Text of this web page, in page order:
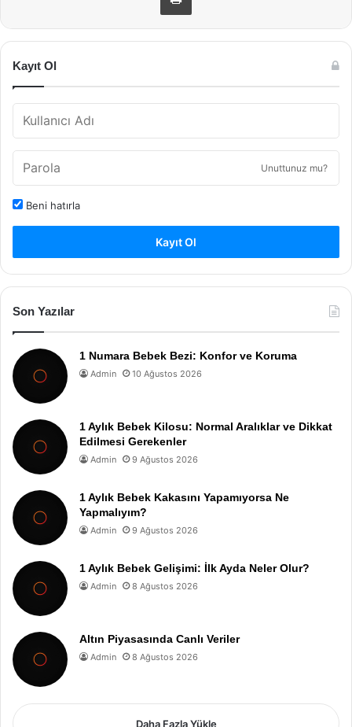
Kayıt Ol
Unuttunuz mu?
Beni hatırla
Kayıt Ol
Son Yazılar
1 Numara Bebek Bezi: Konfor ve Koruma
Admin 10 Ağustos 2026
1 Aylık Bebek Kilosu: Normal Aralıklar ve Dikkat
Edilmesi Gerekenler
Admin 9 Ağustos 2026
1 Aylık Bebek Kakasını Yapamıyorsa Ne
Yapmalıyım?
Admin 9 Ağustos 2026
1 Aylık Bebek Gelişimi: İlk Ayda Neler Olur?
Admin 8 Ağustos 2026
Altın Piyasasında Canlı Veriler
Admin 8 Ağustos 2026
Daha Fazla Yükle